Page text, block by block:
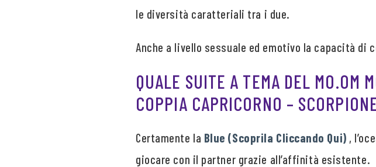
le diversità caratteriali tra i due.
Anche a livello sessuale ed emotivo la capacità di
QUALE SUITE A TEMA DEL MO.OM
COPPIA CAPRICORNO –
Certamente la Blue (Scoprila Cliccando Qui) ,
giocare con il partner grazie all’affinità esistente.